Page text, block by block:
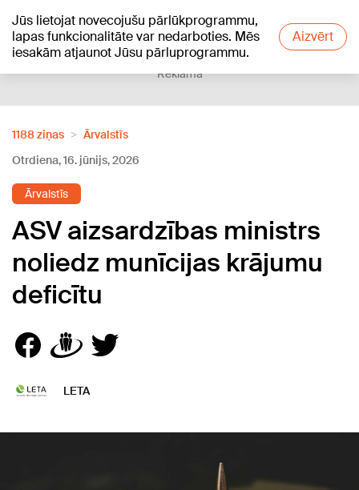
Jūs lietojat novecojušu pārlūkprogrammu,
lapas funkcionalitāte var nedarboties. Mēs
iesakām atjaunot Jūsu pārluprogrammu.
Aizvērt
+20°C
Reklāma
1188 ziņas
Ārvalstīs
Otrdiena, 16. jūnijs, 2026
Ārvalstīs
ASV aizsardzības ministrs
noliedz munīcijas krājumu
deficītu
LETA